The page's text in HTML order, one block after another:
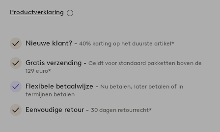
Productverklaring
Nieuwe klant? - 40% korting op het duurste artikel*
Gratis verzending - Geldt voor standaard pakketten boven de
129 euro*
Flexibele betaalwijze - Nu betalen, later betalen of in
termijnen betalen
Eenvoudige retour - 30 dagen retourrecht*